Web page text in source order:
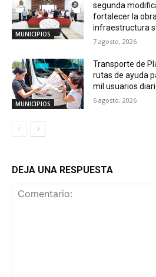
MUNICIPIOS
segunda
fortalecer la
infraestructura
7 agosto, 2026
MUNICIPIOS
Transporte de
rutas de ayuda
mil usuarios
6 agosto, 2026
DEJA UNA RESPUESTA